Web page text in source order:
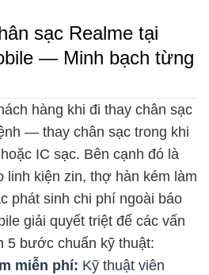
sạc Realme tại
— Minh bạch từng
hàng khi đi thay chân sạc
— thay chân sạc trong khi
IC sạc. Bên cạnh đó là
linh kiện zin, thợ hàn kém làm
phát sinh chi phí ngoài báo
giải quyết triệt để các vấn
5 bước chuẩn kỹ thuật:
miễn phí: Kỹ thuật viên